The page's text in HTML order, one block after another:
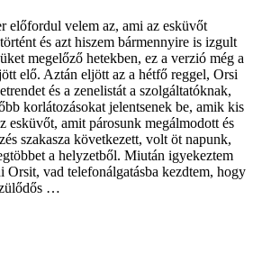
előfordul velem az, ami az esküvőt
és azt hiszem bármennyire is izgult
megelőző hetekben, ez a verzió még a
elő. Aztán eljött az a hétfő reggel, Orsi
és a zenelistát a szolgáltatóknak,
korlátozásokat jelentsenek be, amik kis
esküvőt, amit párosunk megálmodott és
szakasza következett, volt öt napunk,
a helyzetből. Miután igyekeztem
Orsit, vad telefonálgatásba kezdtem, hogy
…